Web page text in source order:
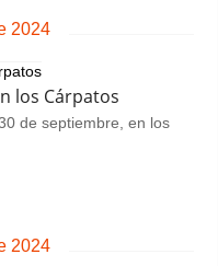
2024
los Cárpatos
de septiembre, en los
2024